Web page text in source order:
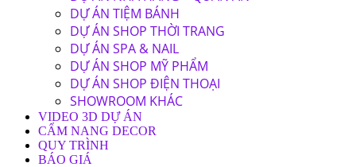
DỰ ÁN TIỆM BÁNH
DỰ ÁN SHOP THỜI TRANG
DỰ ÁN SPA & NAIL
DỰ ÁN SHOP MỸ PHẨM
DỰ ÁN SHOP ĐIỆN THOẠI
SHOWROOM KHÁC
VIDEO 3D DỰ ÁN
CẨM NANG DECOR
QUY TRÌNH
BÁO GIÁ